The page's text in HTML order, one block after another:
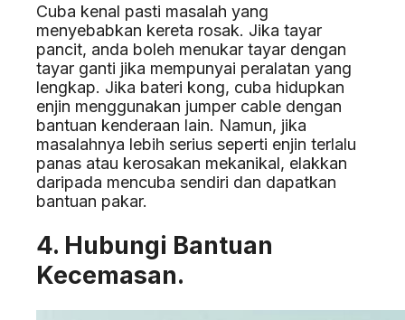
Cuba kenal pasti masalah yang
menyebabkan kereta rosak. Jika tayar
pancit, anda boleh menukar tayar dengan
tayar ganti jika mempunyai peralatan yang
lengkap. Jika bateri kong, cuba hidupkan
enjin menggunakan jumper cable dengan
bantuan kenderaan lain. Namun, jika
masalahnya lebih serius seperti enjin terlalu
panas atau kerosakan mekanikal, elakkan
daripada mencuba sendiri dan dapatkan
bantuan pakar.
4. Hubungi Bantuan
Kecemasan.